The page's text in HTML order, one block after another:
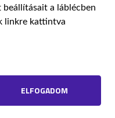
a láblécben
linkre kattintva
ELFOGADOM
SZERZŐI JOGOK